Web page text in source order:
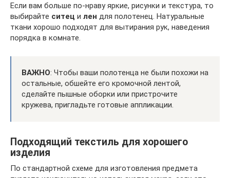
Если вам больше по-нраву яркие, рисунки и текстура, то
выбирайте ситец и лен для полотенец. Натуральные
ткани хорошо подходят для вытирания рук, наведения
порядка в комнате.
ВАЖНО: Чтобы ваши полотенца не были похожи на
остальные, обшейте его кромочной лентой,
сделайте пышные оборки или пристрочите
кружева, пригладьте готовые аппликации.
Подходящий текстиль для хорошего
изделия
По стандартной схеме для изготовления предмета